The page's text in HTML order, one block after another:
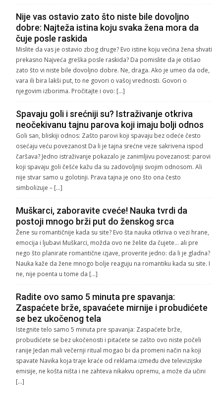
Nije vas ostavio zato što niste bile dovoljno
dobre: Najteža istina koju svaka žena mora da
čuje posle raskida
Mislite da vas je ostavio zbog druge? Evo istine koju većina žena shvati
prekasno Najveća greška posle raskida? Da pomislite da je otišao
zato što vi niste bile dovoljno dobre. Ne, draga. Ako je umeo da ode,
vara ili bira lakši put, to ne govori o vašoj vrednosti. Govori o
njegovim izborima. Pročitajte i ovo: […]
Spavaju goli i srećniji su? Istraživanje otkriva
neočekivanu tajnu parova koji imaju bolji odnos
Goli san, bliskiji odnos: Zašto parovi koji spavaju bez odeće često
osećaju veću povezanost Da li je tajna srećne veze sakrivena ispod
čaršava? Jedno istraživanje pokazalo je zanimljivu povezanost: parovi
koji spavaju goli češće kažu da su zadovoljniji svojim odnosom. Ali
nije stvar samo u golotinji. Prava tajna je ono što ona često
simbolizuje – […]
Muškarci, zaboravite cveće! Nauka tvrdi da
postoji mnogo brži put do ženskog srca
Žene su romantičnije kada su site? Evo šta nauka otkriva o vezi hrane,
emocija i ljubavi Muškarci, možda ovo ne želite da čujete… ali pre
nego što planirate romantične izjave, proverite jedno: da li je gladna?
Nauka kaže da žene mnogo bolje reaguju na romantiku kada su site. I
ne, nije poenta u tome da […]
Radite ovo samo 5 minuta pre spavanja:
Zaspaćete brže, spavaćete mirnije i probudićete
se bez ukočenog tela
Istegnite telo samo 5 minuta pre spavanja: Zaspaćete brže,
probudićete se bez ukočenosti i pitaćete se zašto ovo niste počeli
ranije Jedan mali večernji ritual mogao bi da promeni način na koji
spavate Navika koja traje kraće od reklama između dve televizijske
emisije, ne košta ništa i ne zahteva nikakvu opremu, a može da učini
[…]